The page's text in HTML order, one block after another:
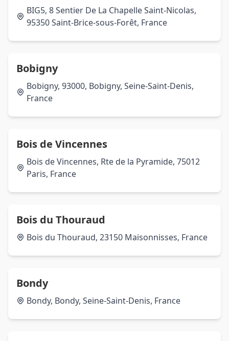
BIG5, 8 Sentier De La Chapelle Saint-Nicolas,
95350 Saint-Brice-sous-Forêt, France
Bobigny
Bobigny, 93000, Bobigny, Seine-Saint-Denis,
France
Bois de Vincennes
Bois de Vincennes, Rte de la Pyramide, 75012
Paris, France
Bois du Thouraud
Bois du Thouraud, 23150 Maisonnisses, France
Bondy
Bondy, Bondy, Seine-Saint-Denis, France